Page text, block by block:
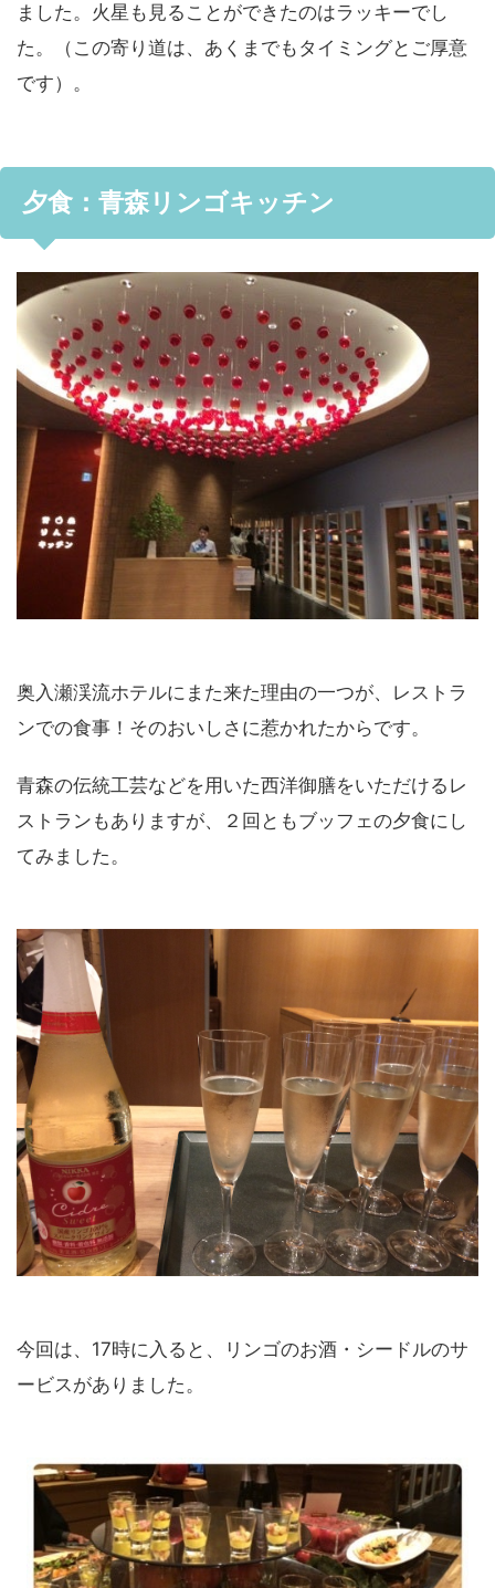
ました。火星も見ることができたのはラッキーでし
た。（この寄り道は、あくまでもタイミングとご厚意
です）。
夕食：青森リンゴキッチン
奥入瀬渓流ホテルにまた来た理由の一つが、レストラ
ンでの食事！そのおいしさに惹かれたからです。
青森の伝統工芸などを用いた西洋御膳をいただけるレ
ストランもありますが、２回ともブッフェの夕食にし
てみました。
今回は、17時に入ると、リンゴのお酒・シードルのサ
ービスがありました。